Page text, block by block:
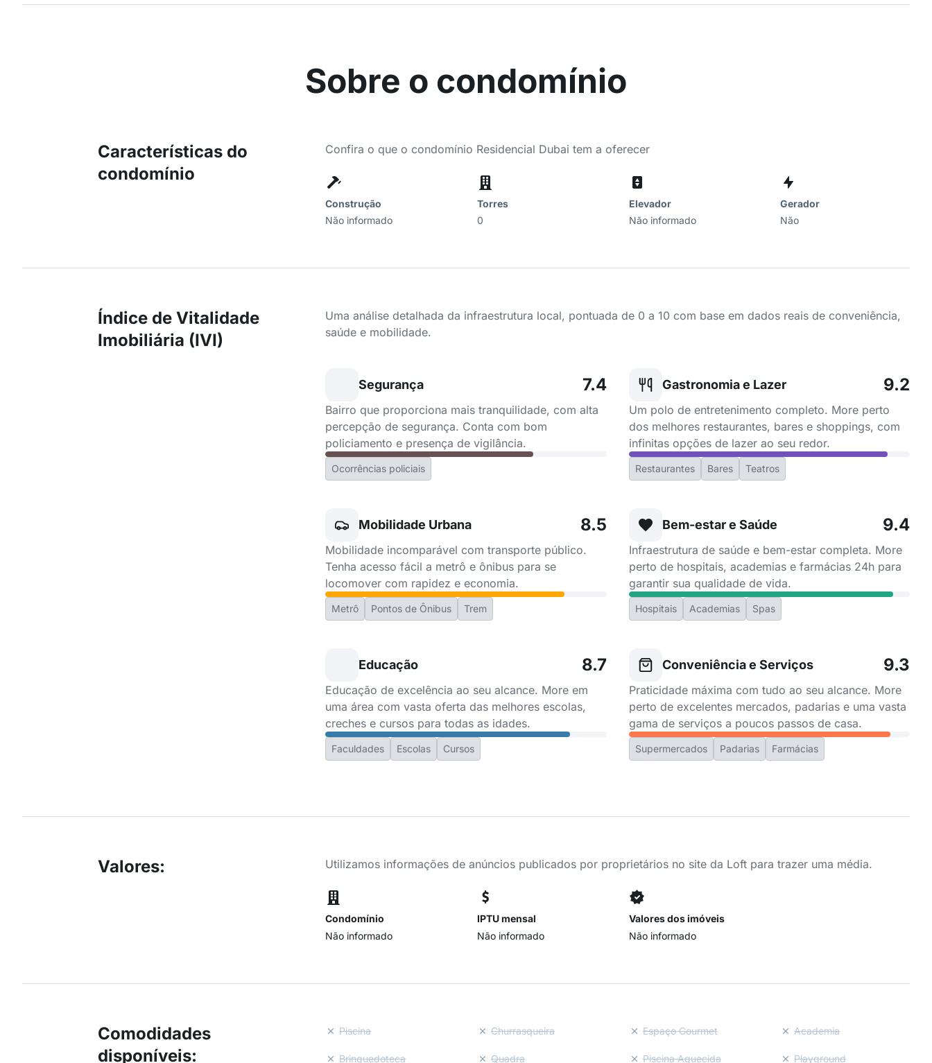
Sobre o condomínio
Características do
condomínio
Confira o que o condomínio Residencial Dubai tem a oferecer
Construção
Não informado
Torres
0
Elevador
Não informado
Gerador
Não
Índice de Vitalidade
Imobiliária (IVI)
Uma análise detalhada da infraestrutura local, pontuada de 0 a 10 com base em dados reais de conveniência,
saúde e mobilidade.
Segurança 7.4
Bairro que proporciona mais tranquilidade, com alta
percepção de segurança. Conta com bom
policiamento e presença de vigilância.
Ocorrências policiais
Gastronomia e Lazer 9.2
Um polo de entretenimento completo. More perto
dos melhores restaurantes, bares e shoppings, com
infinitas opções de lazer ao seu redor.
Restaurantes Bares Teatros
Mobilidade Urbana 8.5
Mobilidade incomparável com transporte público.
Tenha acesso fácil a metrô e ônibus para se
locomover com rapidez e economia.
Metrô Pontos de Ônibus Trem
Bem-estar e Saúde 9.4
Infraestrutura de saúde e bem-estar completa. More
perto de hospitais, academias e farmácias 24h para
garantir sua qualidade de vida.
Hospitais Academias Spas
Educação 8.7
Educação de excelência ao seu alcance. More em
uma área com vasta oferta das melhores escolas,
creches e cursos para todas as idades.
Faculdades Escolas Cursos
Conveniência e Serviços 9.3
Praticidade máxima com tudo ao seu alcance. More
perto de excelentes mercados, padarias e uma vasta
gama de serviços a poucos passos de casa.
Supermercados Padarias Farmácias
Valores: Utilizamos informações de anúncios publicados por proprietários no site da Loft para trazer uma média.
Condomínio
Não informado
IPTU mensal
Não informado
Valores dos imóveis
Não informado
Comodidades
disponíveis:
Piscina Churrasqueira Espaço Gourmet Academia
Brinquedoteca Quadra Piscina Aquecida Playground